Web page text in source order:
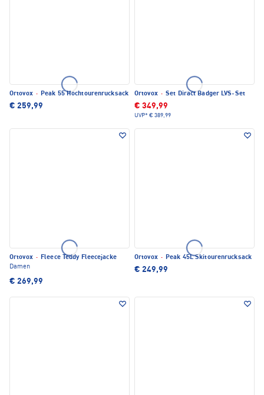
Ortovox · Peak 55 Hochtourenrucksack
€ 259,99
Ortovox · Set Diract Badger LVS-Set
€ 349,99
UVP* € 389,99
Ortovox · Fleece Teddy Fleecejacke
Damen
€ 269,99
Ortovox · Peak 45L Skitourenrucksack
€ 249,99